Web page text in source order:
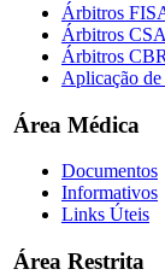
Árbitros
Árbitros
Árbitros CBR
Aplicação de
Área Médica
Documentos
Informativos
Links Úteis
Área Restrita